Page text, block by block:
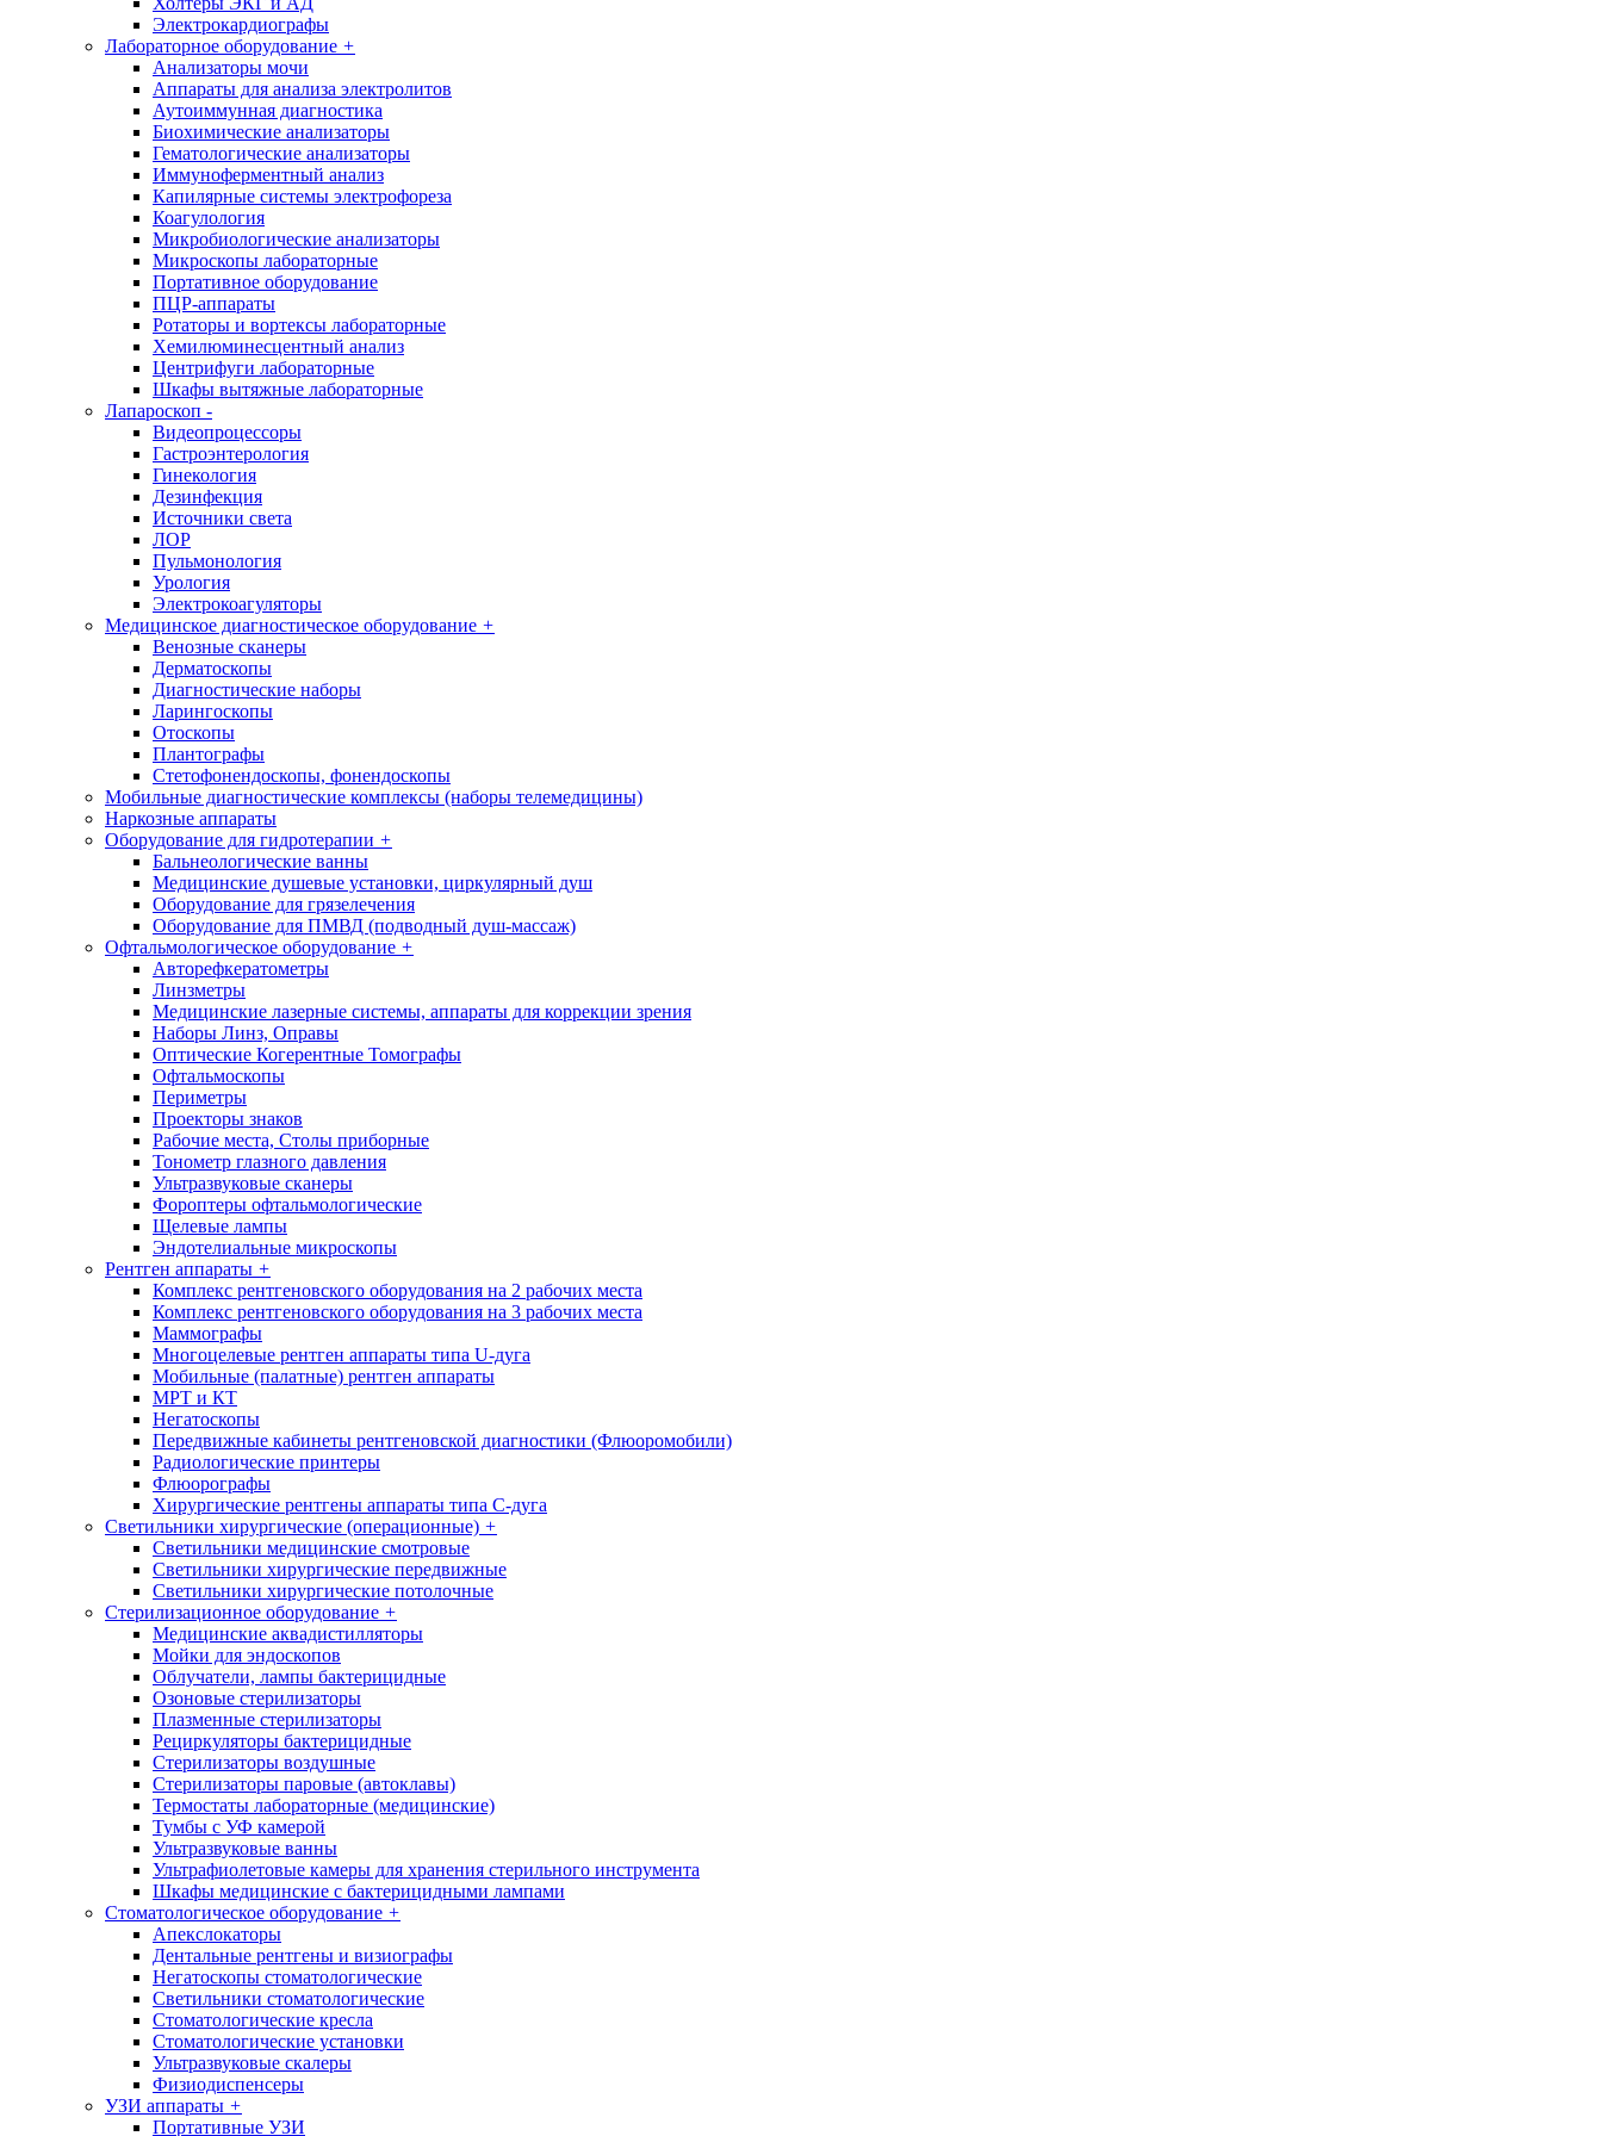
Электрокардиографы
Лабораторное оборудование +
Анализаторы мочи
Аппараты для анализа электролитов
Аутоиммунная диагностика
Биохимические анализаторы
Гематологические анализаторы
Иммуноферментный анализ
Капилярные системы электрофореза
Коагулология
Микробиологические анализаторы
Микроскопы лабораторные
Портативное оборудование
ПЦР-аппараты
Ротаторы и вортексы лабораторные
Хемилюминесцентный анализ
Центрифуги лабораторные
Шкафы вытяжные лабораторные
Лапароскоп -
Видеопроцессоры
Гастроэнтерология
Гинекология
Дезинфекция
Источники света
ЛОР
Пульмонология
Урология
Электрокоагуляторы
Медицинское диагностическое оборудование +
Венозные сканеры
Дерматоскопы
Диагностические наборы
Ларингоскопы
Отоскопы
Плантографы
Стетофонендоскопы, фонендоскопы
Мобильные диагностические комплексы (наборы телемедицины)
Наркозные аппараты
Оборудование для гидротерапии +
Бальнеологические ванны
Медицинские душевые установки, циркулярный душ
Оборудование для грязелечения
Оборудование для ПМВД (подводный душ-массаж)
Офтальмологическое оборудование +
Авторефкератометры
Линзметры
Медицинские лазерные системы, аппараты для коррекции зрения
Наборы Линз, Оправы
Оптические Когерентные Томографы
Офтальмоскопы
Периметры
Проекторы знаков
Рабочие места, Столы приборные
Тонометр глазного давления
Ультразвуковые сканеры
Фороптеры офтальмологические
Щелевые лампы
Эндотелиальные микроскопы
Рентген аппараты +
Комплекс рентгеновского оборудования на 2 рабочих места
Комплекс рентгеновского оборудования на 3 рабочих места
Маммографы
Многоцелевые рентген аппараты типа U-дуга
Мобильные (палатные) рентген аппараты
МРТ и КТ
Негатоскопы
Передвижные кабинеты рентгеновской диагностики (Флюоромобили)
Радиологические принтеры
Флюорографы
Хирургические рентгены аппараты типа С-дуга
Светильники хирургические (операционные) +
Светильники медицинские смотровые
Светильники хирургические передвижные
Светильники хирургические потолочные
Стерилизационное оборудование +
Медицинские аквадистилляторы
Мойки для эндоскопов
Облучатели, лампы бактерицидные
Озоновые стерилизаторы
Плазменные стерилизаторы
Рециркуляторы бактерицидные
Стерилизаторы воздушные
Стерилизаторы паровые (автоклавы)
Термостаты лабораторные (медицинские)
Тумбы с УФ камерой
Ультразвуковые ванны
Ультрафиолетовые камеры для хранения стерильного инструмента
Шкафы медицинские с бактерицидными лампами
Стоматологическое оборудование +
Апекслокаторы
Дентальные рентгены и визиографы
Негатоскопы стоматологические
Светильники стоматологические
Стоматологические кресла
Стоматологические установки
Ультразвуковые скалеры
Физиодиспенсеры
УЗИ аппараты +
Портативные УЗИ